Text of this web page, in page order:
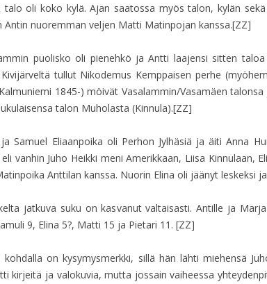
talo oli koko kylä. Ajan saatossa myös talon, kylän
Antin nuoremman veljen Matti Matinpojan kanssa.[ZZ]
puolisko oli pienehkö ja Antti laajensi sitten
tullut Nikodemus Kemppaisen perhe
1845-) möivät Vasalammin/Vasamäen
talon Muholasta (Kinnula).[ZZ]
Samuel Eliaanpoika oli Perhon Jylhäsiä ja äiti Anna
vanhin Juho Heikki meni Amerikkaan, Liisa Kinnulaan,
Anttilan kanssa. Nuorin Elina oli jäänyt leskeksi
jatkuva suku on kasvanut valtaisasti. Antille ja
9, Elina 5?, Matti 15 ja Pietari 11. [ZZ]
kohdalla on kysymysmerkki, sillä hän lähti miehensä
kirjeitä ja valokuvia, mutta jossain vaiheessa